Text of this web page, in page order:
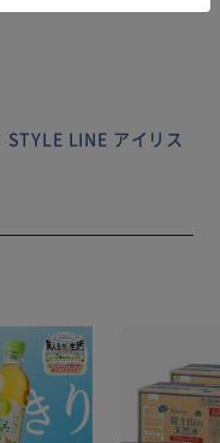
STYLE LINE アイリス